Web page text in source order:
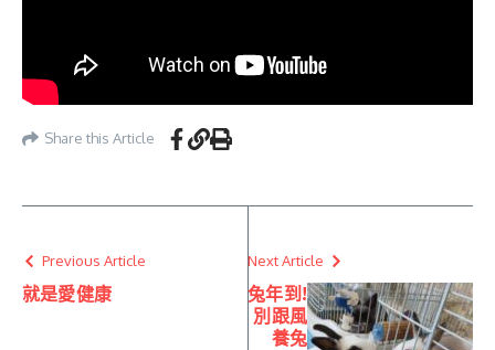
Share this Article
Previous Article
就是愛健康
Next Article
兔年到!
別跟風
養兔